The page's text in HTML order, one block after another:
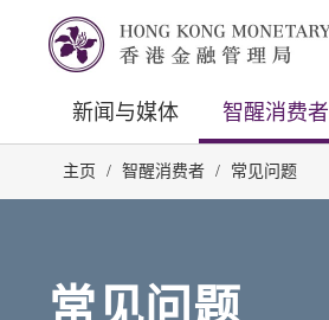
新闻与媒体 智醒消费者
主页 / 智醒消费者 / 常见问题
常见问题